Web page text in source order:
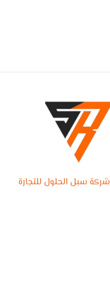
شركة سبل الحلول للتجارة